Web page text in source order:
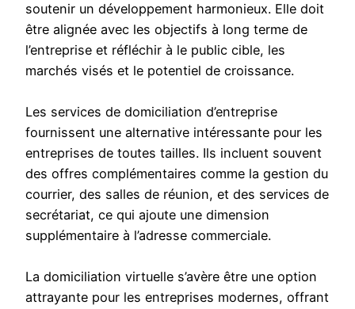
soutenir un développement harmonieux. Elle doit
être alignée avec les objectifs à long terme de
l’entreprise et réfléchir à le public cible, les
marchés visés et le potentiel de croissance.
Les services de domiciliation d’entreprise
fournissent une alternative intéressante pour les
entreprises de toutes tailles. Ils incluent souvent
des offres complémentaires comme la gestion du
courrier, des salles de réunion, et des services de
secrétariat, ce qui ajoute une dimension
supplémentaire à l’adresse commerciale.
La domiciliation virtuelle s’avère être une option
attrayante pour les entreprises modernes, offrant